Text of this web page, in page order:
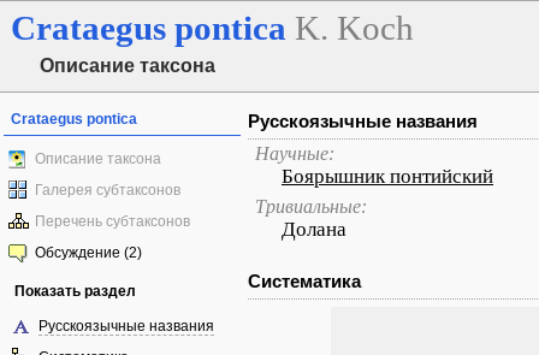
Crataegus pontica K. Koch
Описание таксона
Crataegus pontica
Описание таксона
Галерея субтаксонов
Перечень субтаксонов
Обсуждение (2)
Показать раздел
Русскоязычные названия
Русскоязычные названия
Научные:
Боярышник понтийский
Тривиальные:
Долана
Систематика